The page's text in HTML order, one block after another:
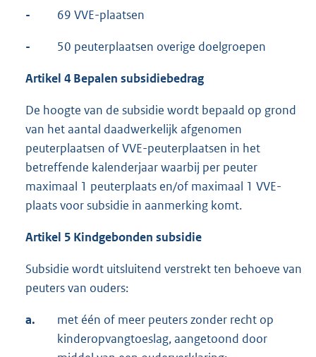
- 69 VVE-plaatsen
- 50 peuterplaatsen overige doelgroepen
Artikel 4 Bepalen subsidiebedrag
De hoogte van de subsidie wordt bepaald op grond
van het aantal daadwerkelijk afgenomen
peuterplaatsen of VVE-peuterplaatsen in het
betreffende kalenderjaar waarbij per peuter
maximaal 1 peuterplaats en/of maximaal 1 VVE-
plaats voor subsidie in aanmerking komt.
Artikel 5 Kindgebonden subsidie
Subsidie wordt uitsluitend verstrekt ten behoeve van
peuters van ouders:
a.
met één of meer peuters zonder recht op
kinderopvangtoeslag, aangetoond door